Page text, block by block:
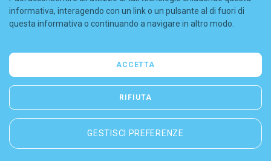
Diritto di recesso
Codice sconto
FAQ
Contatti
Cookie policy-Privacy policy-Sitemap-Dichiarazione di accessibilità
informativa, interagendo con un link o un pulsante al di fuori di
questa informativa o continuando a navigare in altro modo.
GESTISCI PREFERENZE
ACCETTA
RIFIUTA